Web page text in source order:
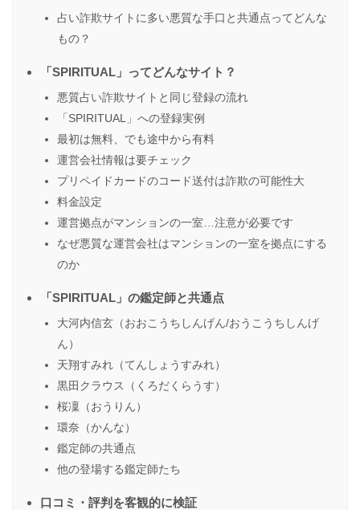
占い詐欺サイトに多い悪質な手口と共通点ってどんな
もの？
「SPIRITUAL」ってどんなサイト？
悪質占い詐欺サイトと同じ登録の流れ
「SPIRITUAL」への登録実例
最初は無料、でも途中から有料
運営会社情報は要チェック
プリペイドカードのコード送付は詐欺の可能性大
料金設定
運営拠点がマンションの一室…注意が必要です
なぜ悪質な運営会社はマンションの一室を拠点にする
のか
「SPIRITUAL」の鑑定師と共通点
大河内信玄（おおこうちしんげん/おうこうちしんげ
ん）
天翔すみれ（てんしょうすみれ）
黒田クラウス（くろだくらうす）
桜凜（おうりん）
環奈（かんな）
鑑定師の共通点
他の登場する鑑定師たち
口コミ・評判を客観的に検証